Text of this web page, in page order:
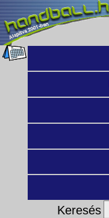
Keresés